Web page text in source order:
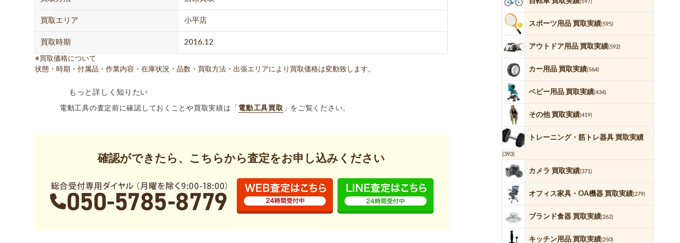
買取エリア 小平店
買取時期 2016.12
※買取価格について
状態・時期・付属品・作業内容・在庫状況・品数・買取方法・出張エリアにより買取価格は変動致します。
もっと詳しく知りたい
電動工具の査定前に確認しておくことや買取実績は「 電動工具買取 」をご覧ください。
確認ができたら、こちらから査定をお申し込みください
スポーツ用品 買取実績(595)
アウトドア用品 買取実績(592)
カー用品 買取実績(564)
ベビー用品 買取実績(434)
その他 買取実績(419)
トレーニング・筋トレ器具 買取実績
(393)
カメラ 買取実績(371)
オフィス家具・OA機器 買取実績(279)
ブランド食器 買取実績(262)
キッチン用品 買取実績(250)